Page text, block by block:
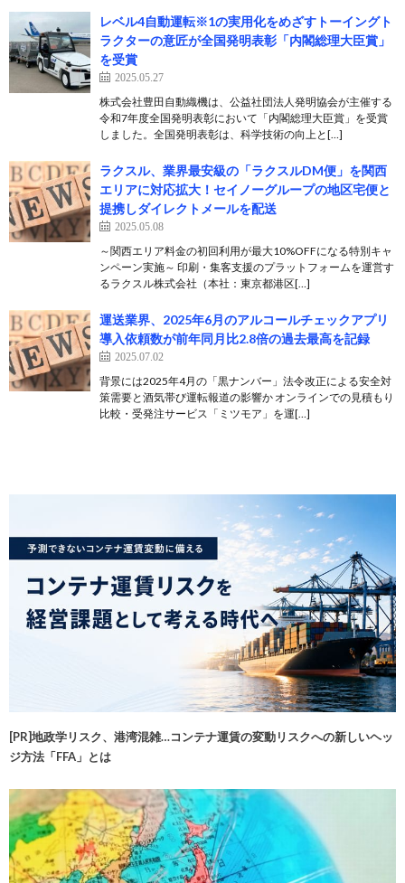
レベル4自動運転※1の実用化をめざすトーイングト
ラクターの意匠が全国発明表彰「内閣総理大臣賞」
を受賞
2025.05.27
株式会社豊田自動織機は、公益社団法人発明協会が主催する
令和7年度全国発明表彰において「内閣総理大臣賞」を受賞
しました。全国発明表彰は、科学技術の向上と[…]
ラクスル、業界最安級の「ラクスルDM便」を関西
エリアに対応拡大！セイノーグループの地区宅便と
提携しダイレクトメールを配送
2025.05.08
～関西エリア料金の初回利用が最大10%OFFになる特別キャ
ンペーン実施～ 印刷・集客支援のプラットフォームを運営す
るラクスル株式会社（本社：東京都港区[…]
運送業界、2025年6月のアルコールチェックアプリ
導入依頼数が前年同月比2.8倍の過去最高を記録
2025.07.02
背景には2025年4月の「黒ナンバー」法令改正による安全対
策需要と酒気帯び運転報道の影響か オンラインでの見積もり
比較・受発注サービス「ミツモア」を運[…]
[PR]地政学リスク、港湾混雑…コンテナ運賃の変動リスクへの新しいヘッ
ジ方法「FFA」とは